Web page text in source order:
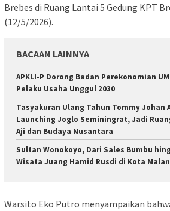
Brebes di Ruang Lantai 5 Gedung KPT
(12/5/2026).
BACAAN LAINNYA
APKLI-P Dorong Badan Perekonomian
Pelaku Usaha Unggul 2030
Tasyakuran Ulang Tahun Tommy Johan
Launching Joglo Seminingrat, Jadi
Aji dan Budaya Nusantara
Sultan Wonokoyo, Dari Sales Bumbu
Wisata Juang Hamid Rusdi di Kota
Warsito Eko Putro menyampaikan